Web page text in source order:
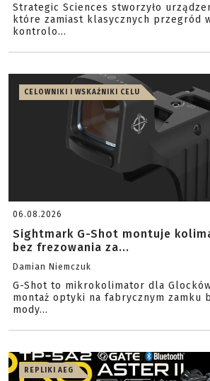
Strategic Sciences stworzyło
które zamiast klasycznych przegród
kontrolo...
CELOWNIKI I WSKAŹNIKI CELU
06.08.2026
Sightmark G-Shot montuje
bez frezowania za...
Damian Niemczuk
G-Shot to mikrokolimator dla
montaż optyki na fabrycznym zamku
mody...
REPLIKI AEG